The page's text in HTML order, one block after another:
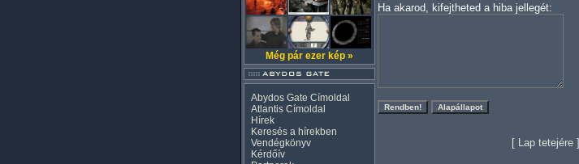
Még pár ezer kép »
Abydos Gate Címoldal
Atlantis Címoldal
Hírek
Keresés a hírekben
Vendégkönyv
Kérdőív
Ha akarod, kifejtheted a hiba jellegét:
[ Lap tetejére]